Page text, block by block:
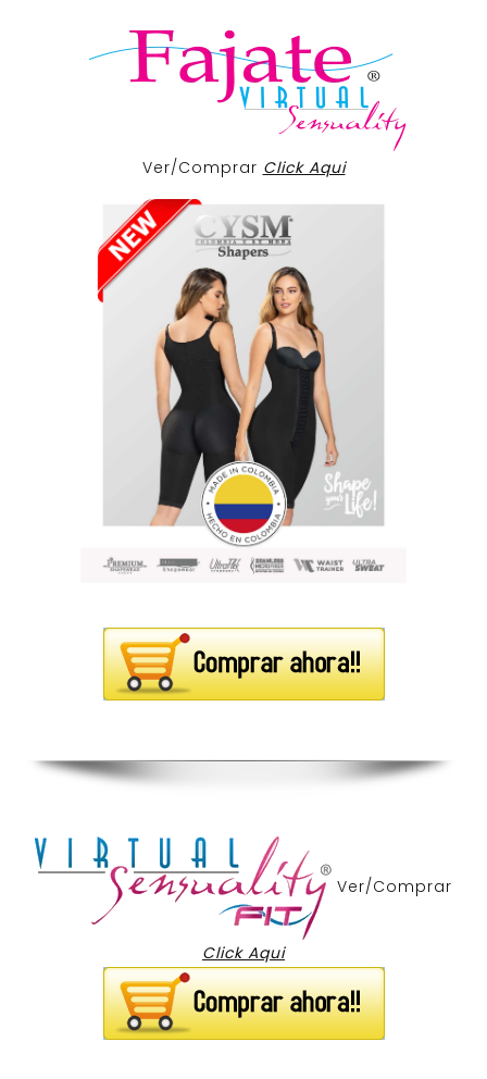
Ver/Comprar Click Aqui
Ver/Comprar
Click Aqui